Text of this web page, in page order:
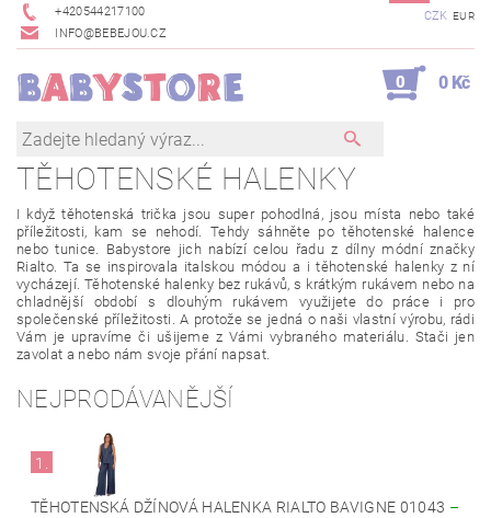
+420544217100
INFO@BEBEJOU.CZ
CZK EUR
0 0 Kč
TĚHOTENSKÉ HALENKY
I když těhotenská trička jsou super pohodlná, jsou místa nebo také
příležitosti, kam se nehodí. Tehdy sáhněte po těhotenské halence
nebo tunice. Babystore jich nabízí celou řadu z dílny módní značky
Rialto. Ta se inspirovala italskou módou a i těhotenské halenky z ní
vycházejí. Těhotenské halenky bez rukávů, s krátkým rukávem nebo na
chladnější období s dlouhým rukávem využijete do práce i pro
společenské příležitosti. A protože se jedná o naši vlastní výrobu, rádi
Vám je upravíme či ušijeme z Vámi vybraného materiálu. Stači jen
zavolat a nebo nám svoje přání napsat.
NEJPRODÁVANĚJŠÍ
1.
TĚHOTENSKÁ DŽÍNOVÁ HALENKA RIALTO BAVIGNE 01043 –